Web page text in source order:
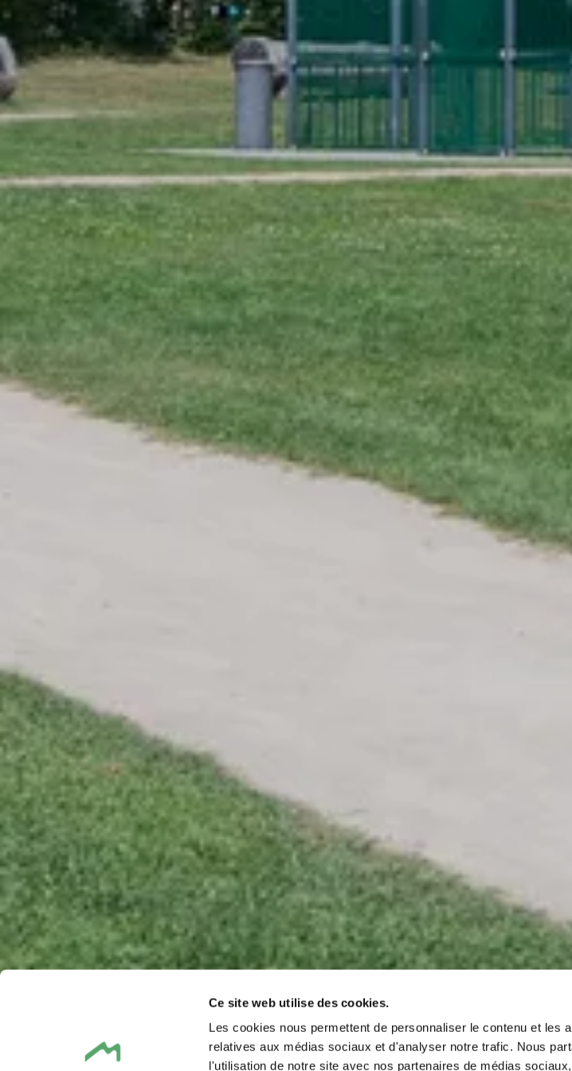
Ce site web utilise des cookies.
Les cookies nous permettent de personnaliser le contenu et les
relatives aux médias sociaux et d'analyser notre trafic. Nous
l'utilisation de notre site avec nos partenaires de médias